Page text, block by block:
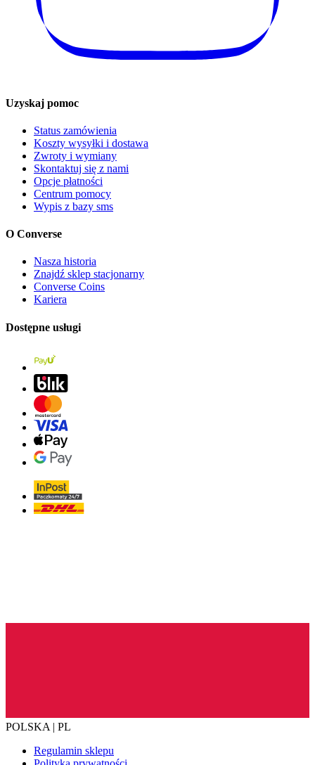
Uzyskaj pomoc
Status zamówienia
Koszty wysyłki i dostawa
Zwroty i wymiany
Skontaktuj się z nami
Opcje płatności
Centrum pomocy
Wypis z bazy sms
O Converse
Nasza historia
Znajdź sklep stacjonarny
Converse Coins
Kariera
Dostępne usługi
POLSKA | PL
Regulamin sklepu